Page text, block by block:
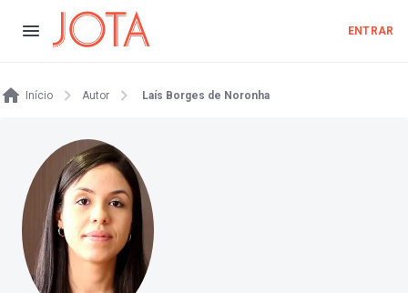
ENTRAR
Início Autor Laís Borges de Noronha